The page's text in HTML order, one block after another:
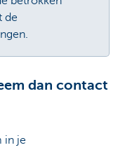
de
dan contact
in je